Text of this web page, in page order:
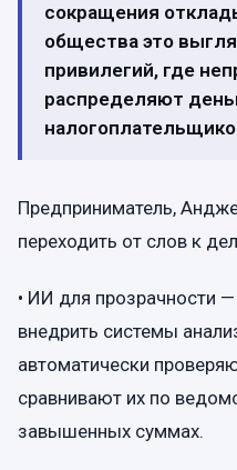
сокращения
общества это
привилегий, где
распределяют
Предприниматель,
переходить от слов к
• ИИ для прозрачности
внедрить системы
автоматически
сравнивают их по
завышенных суммах.